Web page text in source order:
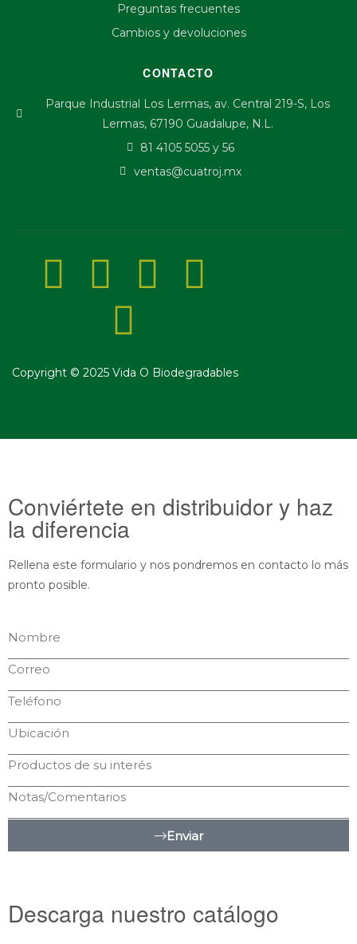
Preguntas frecuentes
Cambios y devoluciones
CONTACTO
Parque Industrial Los Lermas, av. Central 219-S, Los
Lermas, 67190 Guadalupe, N.L.
81 4105 5055 y 56
ventas@cuatroj.mx
Copyright © 2025 Vida O Biodegradables
Conviértete en distribuidor y haz
la diferencia
Rellena este formulario y nos pondremos en contacto lo más
pronto posible.
Enviar
Descarga nuestro catálogo